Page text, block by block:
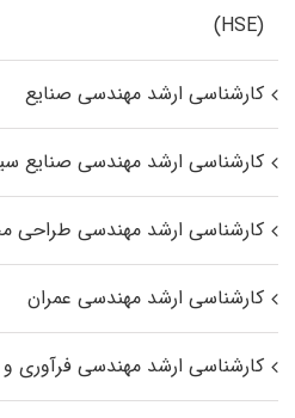
(HSE)
کارشناسی ارشد مهندسی صنایع
کارشناسی ارشد مهندسی صنایع
کارشناسی ارشد مهندسی
کارشناسی ارشد مهندسی عمران
کارشناسی ارشد مهندسی فرآوری و